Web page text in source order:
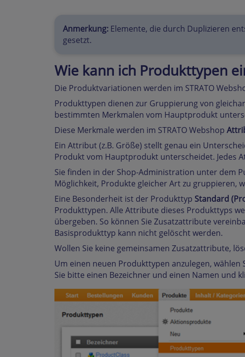
Anmerkung: Elemente, die durch Duplizieren
gesetzt.
Wie kann ich Produkttypen
Die Produktvariationen werden im STRATO
Produkttypen dienen zur Gruppierung von
bestimmten Merkmalen vom Hauptprodukt
Diese Merkmale werden im STRATO Webshop
Ein Attribut (z.B. Größe) stellt genau ein
Produkt vom Hauptprodukt unterscheidet. Jedes
Sie finden in der Shop-Administration unter dem
Möglichkeit, Produkte gleicher Art zu gruppieren,
Eine Besonderheit ist der Produkttyp Standard
Produkttypen. Alle Attribute dieses Produkttyps
übergeben. So können Sie Zusatzattribute
Basisprodukttyp kann nicht gelöscht werden.
Wollen Sie keine gemeinsamen Zusatzattribute,
Um einen neuen Produkttypen anzulegen, wählen
Sie bitte einen Bezeichner und einen Namen und